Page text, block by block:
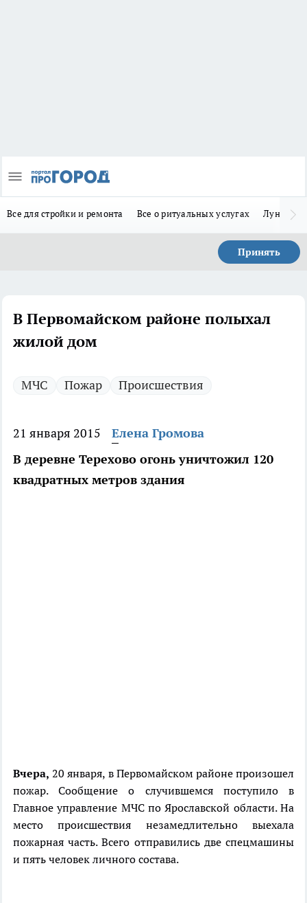
Все для стройки и ремонта Все о ритуальных услугах Лунно-
Принять
В Первомайском районе полыхал
жилой дом
МЧС Пожар Происшествия
21 января 2015
Елена Громова
В деревне Терехово огонь уничтожил 120
квадратных метров здания
Вчера, 20 января, в Первомайском районе произошел
пожар. Сообщение о случившемся поступило в
Главное управление МЧС по Ярославской области. На
место происшествия незамедлительно выехала
пожарная часть. Всего отправились две спецмашины
и пять человек личного состава.